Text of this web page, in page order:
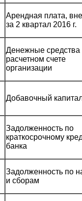
Арендная плата,
за 2 квартал 2016 г.
Денежные средства
расчетном счете
организации
Добавочный
Задолженность по
краткосрочному
банка
Задолженность по
и сборам